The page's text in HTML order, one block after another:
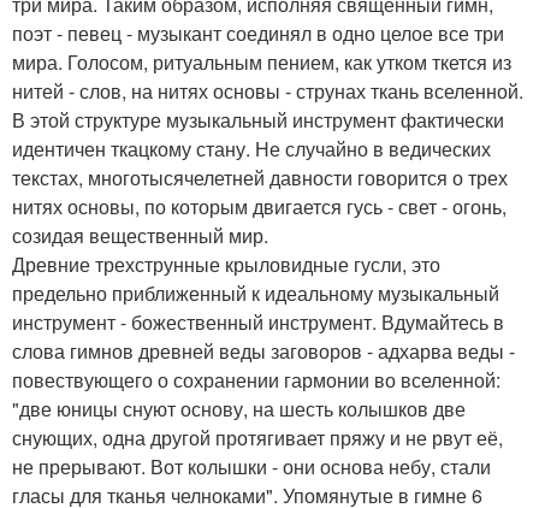
поэт - певец - музыкант соединял в одно целое все три
мира. Голосом, ритуальным пением, как утком ткется из
нитей - слов, на нитях основы - струнах ткань вселенной.
В этой структуре музыкальный инструмент фактически
идентичен ткацкому стану. Не случайно в ведических
текстах, многотысячелетней давности говорится о трех
нитях основы, по которым двигается гусь - свет - огонь,
созидая вещественный мир.
Древние трехструнные крыловидные гусли, это
предельно приближенный к идеальному музыкальный
инструмент - божественный инструмент. Вдумайтесь в
слова гимнов древней веды заговоров - адхарва веды -
повествующего о сохранении гармонии во вселенной:
"две юницы снуют основу, на шесть колышков две
снующих, одна другой протягивает пряжу и не рвут её,
не прерывают. Вот колышки - они основа небу, стали
гласы для тканья челноками". Упомянутые в гимне 6